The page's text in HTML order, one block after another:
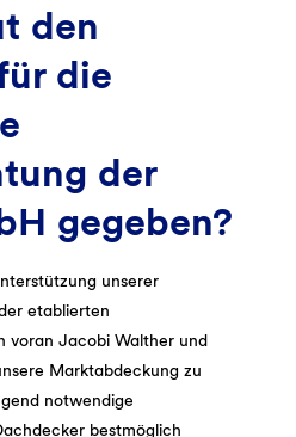
den
die
der
gegeben?
unserer
etablierten
voran Jacobi Walther und
Marktabdeckung zu
notwendige
bestmöglich